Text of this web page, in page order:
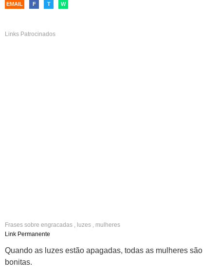
EMAIL F T W
Links Patrocinados
Frases sobre engracadas , luzes , mulheres
Link Permanente
Quando as luzes estão apagadas, todas as mulheres são
bonitas.